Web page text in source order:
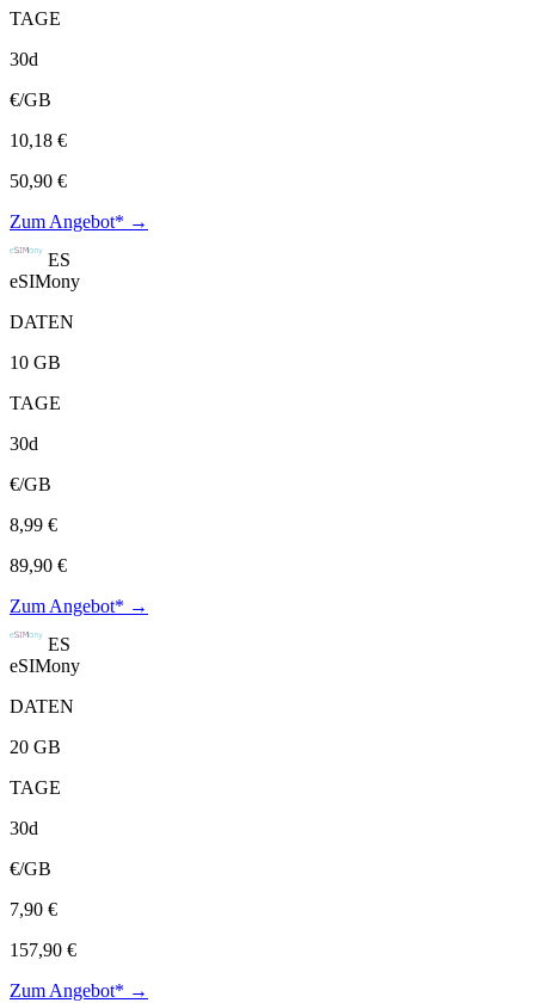
TAGE
30d
€/GB
10,18 €
50,90 €
Zum Angebot* →
ES
eSIMony
DATEN
10 GB
TAGE
30d
€/GB
8,99 €
89,90 €
Zum Angebot* →
ES
eSIMony
DATEN
20 GB
TAGE
30d
€/GB
7,90 €
157,90 €
Zum Angebot* →